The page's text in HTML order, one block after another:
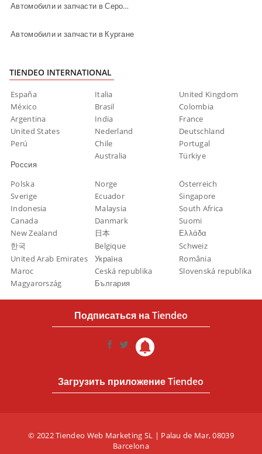
Автомобили и запчасти в Серове
Автомобили и запчасти в Кургане
TIENDEO INTERNATIONAL
España Italia
United Kingdom
México
Brasil
Colombia
Argentina
India
France
United States
Nederland
Deutschland
Perú
Chile
Portugal
Россия
Australia Türkiye
Polska Norge
Österreich
Sverige
Ecuador
Singapore
Indonesia
Malaysia
South Africa
Canada
Danmark
Suomi
New Zealand
日本
Ελλάδα
한국
Belgique
Schweiz
United Arab Emirates
Україна
România
Maroc
Ceská republika
Slovenská republika
Magyarország
България
Подписаться на Tiendeo
Загрузить приложение Tiendeo
© 2022 Tiendeo Web Marketing SL | Palau de Mar, 08039
Barcelona